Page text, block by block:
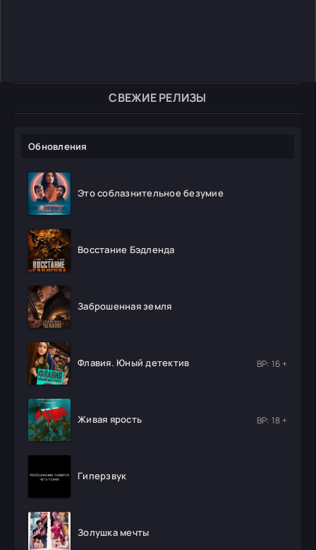
СВЕЖИЕ РЕЛИЗЫ
Обновления
Это соблазнительное безумие
Восстание Бэдленда
Заброшенная земля
Флавия. Юный детектив ВР: 16 +
Живая ярость ВР: 18 +
Гиперзвук
Золушка мечты